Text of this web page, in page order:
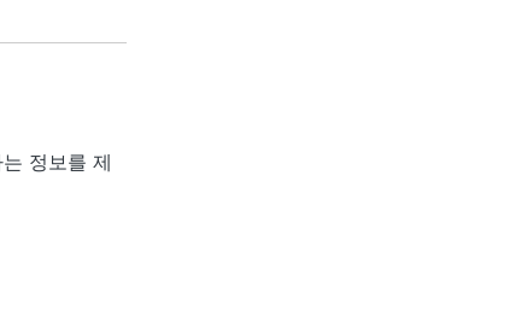
정보를 제